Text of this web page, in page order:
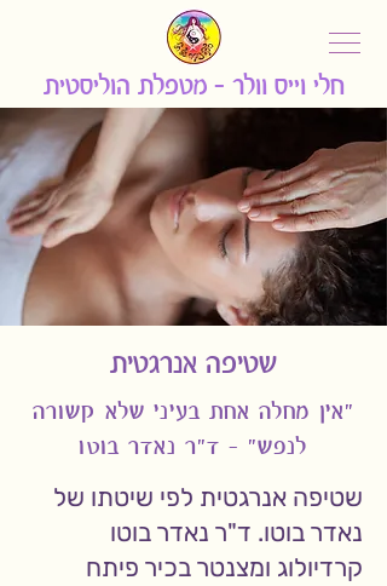
חלי וייס וולר - מטפלת הוליסטית
שטיפה אנרגטית
"אין מחלה אחת בעיני שלא קשורה
לנפש" - ד"ר נאדר בוטו
שטיפה אנרגטית לפי שיטתו של
נאדר בוטו. ד"ר נאדר בוטו
קרדיולוג ומצנטר בכיר פיתח